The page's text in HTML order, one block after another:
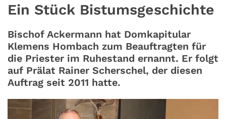
Ein Stück Bistumsgeschichte
Bischof Ackermann hat Domkapitular
Klemens Hombach zum Beauftragten für
die Priester im Ruhestand ernannt. Er folgt
auf Prälat Rainer Scherschel, der diesen
Auftrag seit 2011 hatte.